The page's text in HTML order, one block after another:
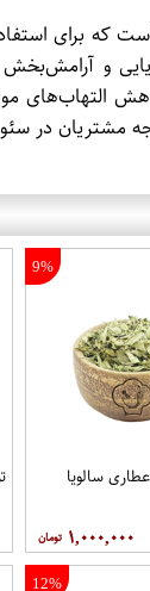
که برای
و
التهاب‌های
مشتریان در
9%
سالویا
۱,۰۰۰,۰۰۰
12%